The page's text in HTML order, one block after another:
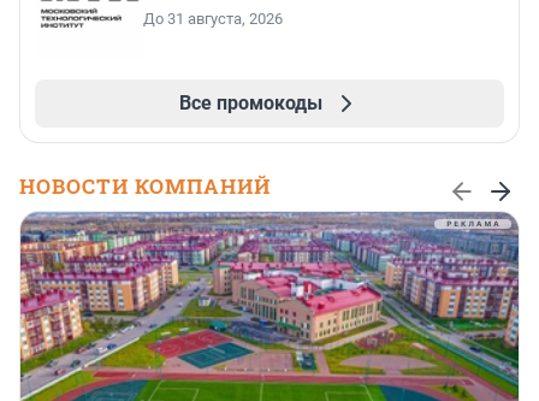
До 31 августа, 2026
Все промокоды
НОВОСТИ КОМПАНИЙ